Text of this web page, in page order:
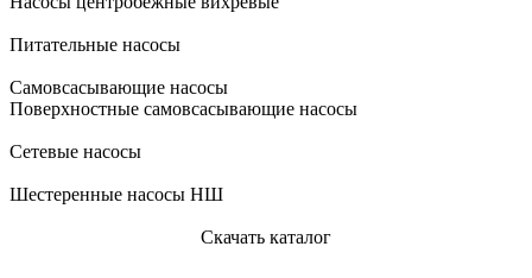
Питательные насосы
Самовсасывающие насосы
Поверхностные самовсасывающие насосы
Сетевые насосы
Шестеренные насосы НШ
Скачать каталог